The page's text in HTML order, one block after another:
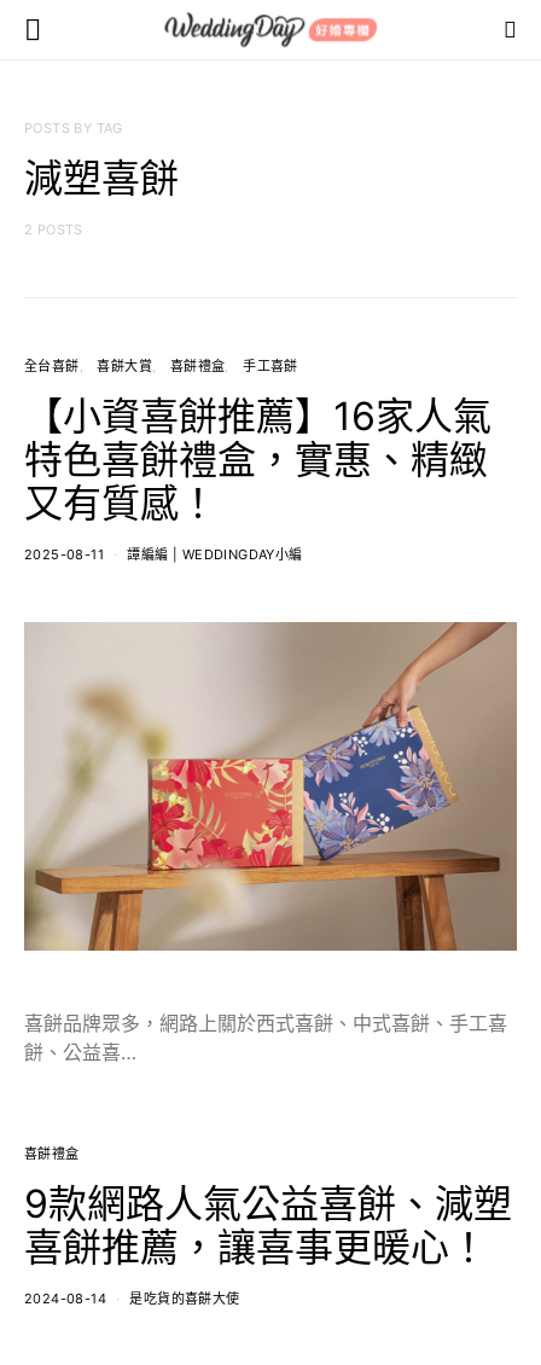
POSTS BY TAG
減塑喜餅
2 POSTS
全台喜餅 喜餅大賞 喜餅禮盒 手工喜餅
【小資喜餅推薦】16家人氣
特色喜餅禮盒，實惠、精緻
又有質感！
2025-08-11 譚編編 | WEDDINGDAY小編
喜餅品牌眾多，網路上關於西式喜餅、中式喜餅、手工喜
餅、公益喜…
喜餅禮盒
9款網路人氣公益喜餅、減塑
喜餅推薦，讓喜事更暖心！
2024-08-14 是吃貨的喜餅大使